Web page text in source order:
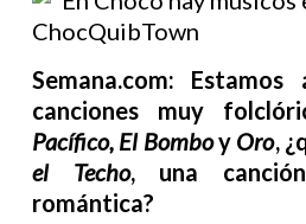
Semana.com: Estamos
canciones muy
Pacífico, El Bomboy Oro,
el Techo, una
romántica?